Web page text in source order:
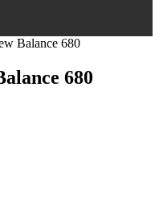
Balance 680
680